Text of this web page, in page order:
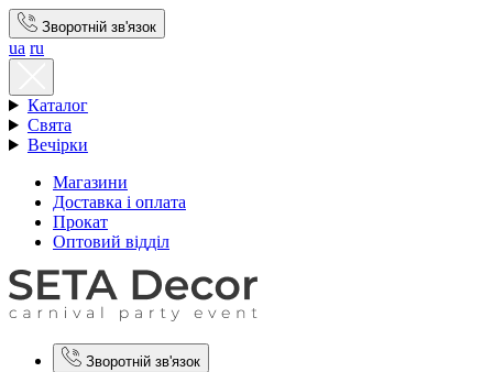
Зворотній зв'язок
ua ru
Каталог
Свята
Вечірки
Магазини
Доставка і оплата
Прокат
Оптовий відділ
Зворотній зв'язок